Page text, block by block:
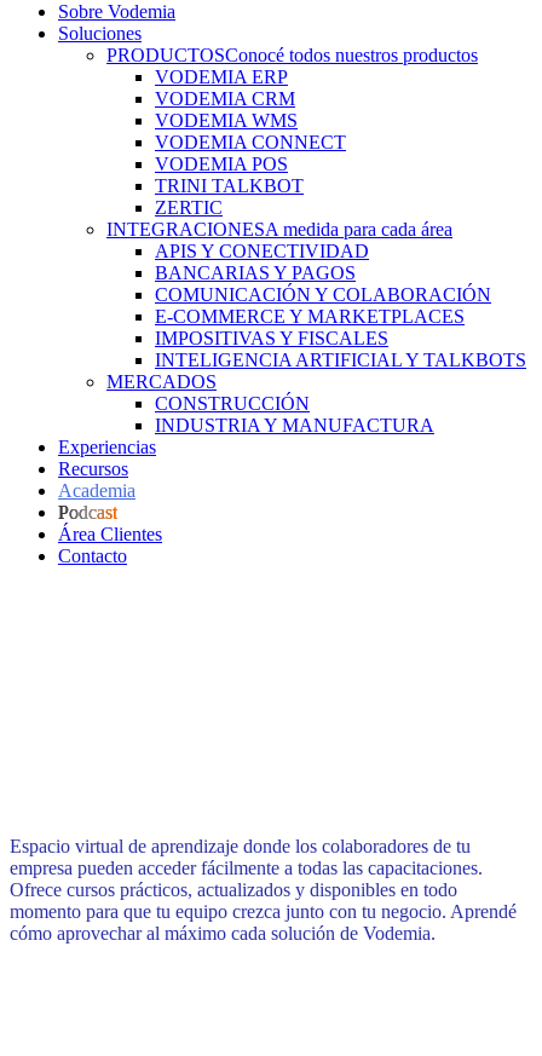
Sobre Vodemia
Soluciones
PRODUCTOSConocé todos nuestros productos
VODEMIA ERP
VODEMIA CRM
VODEMIA WMS
VODEMIA CONNECT
VODEMIA POS
TRINI TALKBOT
ZERTIC
INTEGRACIONESA medida para cada área
APIS Y CONECTIVIDAD
BANCARIAS Y PAGOS
COMUNICACIÓN Y COLABORACIÓN
E-COMMERCE Y MARKETPLACES
IMPOSITIVAS Y FISCALES
INTELIGENCIA ARTIFICIAL Y TALKBOTS
MERCADOS
CONSTRUCCIÓN
INDUSTRIA Y MANUFACTURA
Experiencias
Recursos
Academia
Podcast
Área Clientes
Contacto
Espacio virtual de aprendizaje donde los colaboradores de tu
empresa pueden acceder fácilmente a todas las capacitaciones.
Ofrece cursos prácticos, actualizados y disponibles en todo
momento para que tu equipo crezca junto con tu negocio. Aprendé
cómo aprovechar al máximo cada solución de Vodemia.